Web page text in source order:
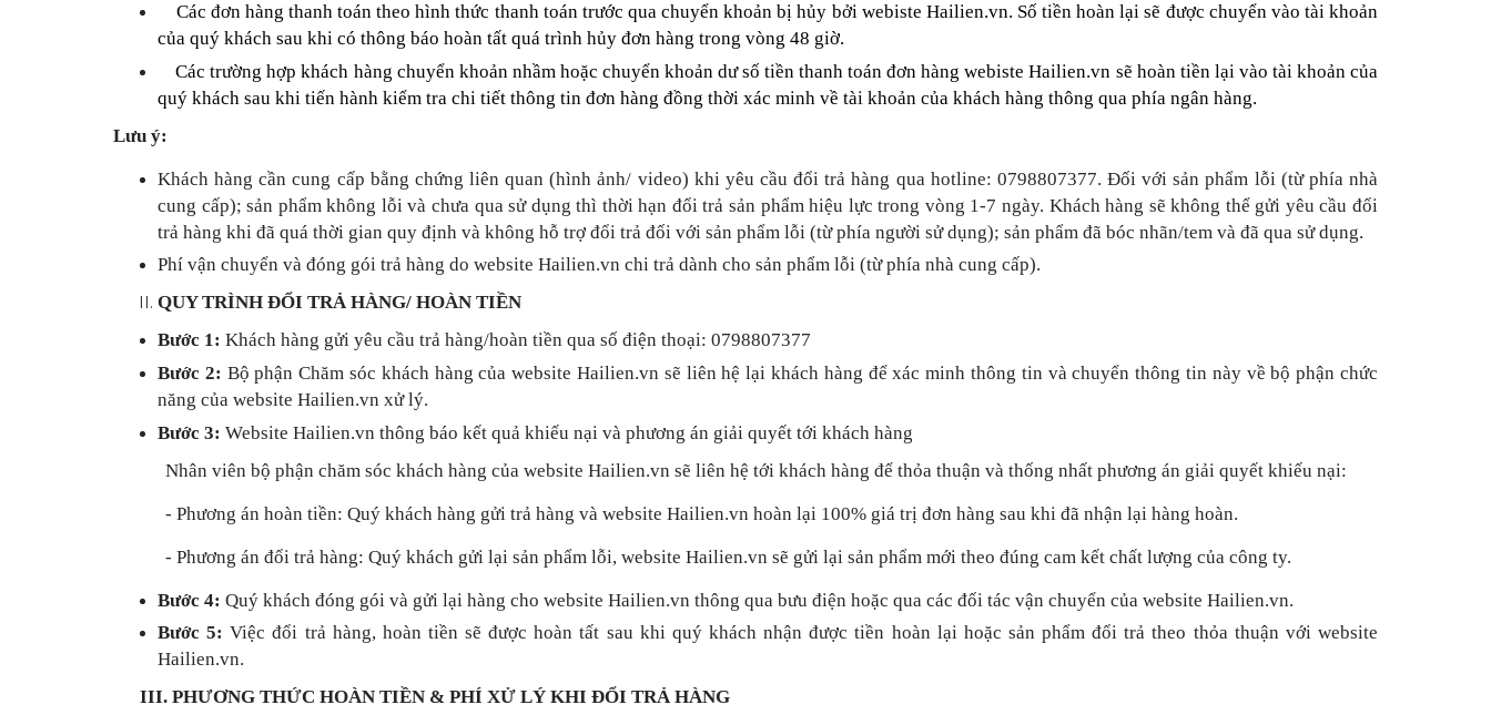
Các đơn hàng thanh toán theo hình thức thanh toán trước qua chuyển khoản bị hủy bởi webiste Hailien.vn. Số tiền hoàn lại sẽ được chuyển vào tài khoản
của quý khách sau khi có thông báo hoàn tất quá trình hủy đơn hàng trong vòng 48 giờ.
Các trường hợp khách hàng chuyển khoản nhầm hoặc chuyển khoản dư số tiền thanh toán đơn hàng webiste Hailien.vn sẽ hoàn tiền lại vào tài khoản của
quý khách sau khi tiến hành kiểm tra chi tiết thông tin đơn hàng đồng thời xác minh về tài khoản của khách hàng thông qua phía ngân hàng.
Lưu ý:
Khách hàng cần cung cấp bằng chứng liên quan (hình ảnh/ video) khi yêu cầu đổi trả hàng qua hotline: 0798807377. Đối với sản phẩm lỗi (từ phía nhà
cung cấp); sản phẩm không lỗi và chưa qua sử dụng thì thời hạn đổi trả sản phẩm hiệu lực trong vòng 1-7 ngày. Khách hàng sẽ không thể gửi yêu cầu đổi
trả hàng khi đã quá thời gian quy định và không hỗ trợ đổi trả đối với sản phẩm lỗi (từ phía người sử dụng); sản phẩm đã bóc nhãn/tem và đã qua sử dụng.
Phí vận chuyển và đóng gói trả hàng do website Hailien.vn chi trả dành cho sản phẩm lỗi (từ phía nhà cung cấp).
QUY TRÌNH ĐỔI TRẢ HÀNG/ HOÀN TIỀN
Bước 1: Khách hàng gửi yêu cầu trả hàng/hoàn tiền qua số điện thoại: 0798807377
Bước 2: Bộ phận Chăm sóc khách hàng của website Hailien.vn sẽ liên hệ lại khách hàng để xác minh thông tin và chuyển thông tin này về bộ phận chức
năng của website Hailien.vn xử lý.
Bước 3: Website Hailien.vn thông báo kết quả khiếu nại và phương án giải quyết tới khách hàng
Nhân viên bộ phận chăm sóc khách hàng của website Hailien.vn sẽ liên hệ tới khách hàng để thỏa thuận và thống nhất phương án giải quyết khiếu nại:
- Phương án hoàn tiền: Quý khách hàng gửi trả hàng và website Hailien.vn hoàn lại 100% giá trị đơn hàng sau khi đã nhận lại hàng hoàn.
- Phương án đổi trả hàng: Quý khách gửi lại sản phẩm lỗi, website Hailien.vn sẽ gửi lại sản phẩm mới theo đúng cam kết chất lượng của công ty.
Bước 4: Quý khách đóng gói và gửi lại hàng cho website Hailien.vn thông qua bưu điện hoặc qua các đối tác vận chuyển của website Hailien.vn.
Bước 5:Việc đổi trả hàng, hoàn tiền sẽ được hoàn tất sau khi quý khách nhận được tiền hoàn lại hoặc sản phẩm đổi trả theo thỏa thuận với website
Hailien.vn.
III. PHƯƠNG THỨC HOÀN TIỀN & PHÍ XỬ LÝ KHI ĐỔI TRẢ HÀNG